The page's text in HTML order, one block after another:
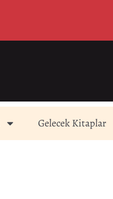
Gelecek Kitaplar